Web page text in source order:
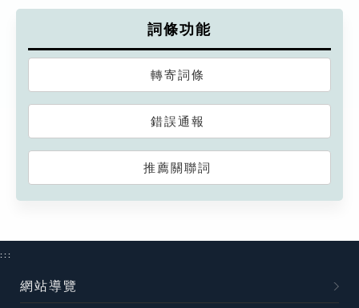
詞條功能
轉寄詞條
錯誤通報
推薦關聯詞
:::
網站導覽